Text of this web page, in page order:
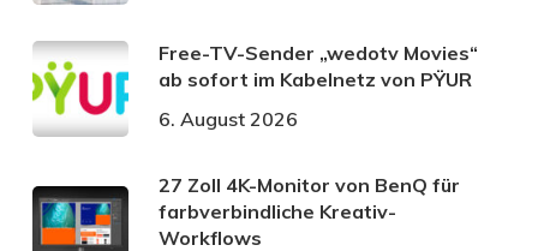
Free-TV-Sender „wedotv Movies“
ab sofort im Kabelnetz von PŸUR
6. August 2026
27 Zoll 4K-Monitor von BenQ für
farbverbindliche Kreativ-
Workflows